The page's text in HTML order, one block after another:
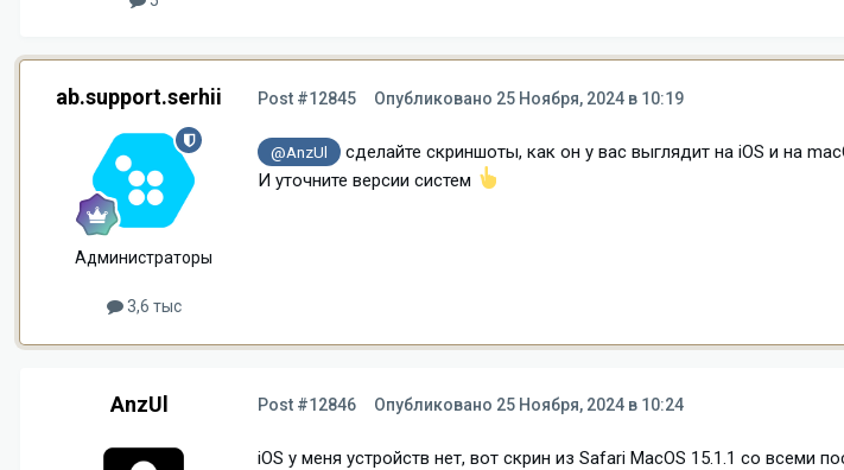
ab.support.serhii
Администраторы
3,6 тыс
Post #12845 Опубликовано 25 Ноября, 2024 в 10:19
@AnzUl
сделайте скриншоты, как он у вас выглядит на iOS и на
И уточните версии систем
AnzUl Post #12846 Опубликовано 25 Ноября, 2024 в 10:24
iOS у меня устройств нет, вот скрин из Safari MacOS 15.1.1 со всеми